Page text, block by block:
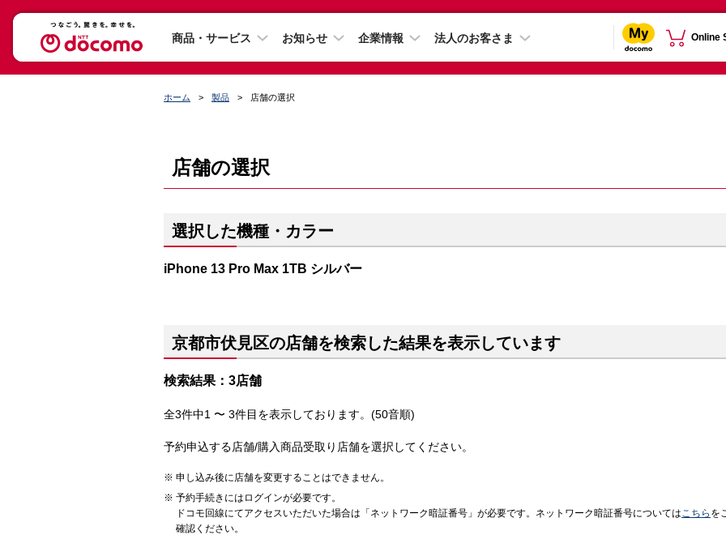
商品・サービス お知らせ 企業情報 法人のお客さま Online
ホーム 製品 店舗の選択
店舗の選択
選択した機種・カラー
iPhone 13 Pro Max 1TB シルバー
京都市伏見区の店舗を検索した結果を表示しています
検索結果：3店舗
全3件中1 〜 3件目を表示しております。(50音順)
予約申込する店舗/購入商品受取り店舗を選択してください。
申し込み後に店舗を変更することはできません。
予約手続きにはログインが必要です。
ドコモ回線にてアクセスいただいた場合は「ネットワーク暗証番号」が必要です。ネットワーク暗証番号についてはこちら を
確認ください。